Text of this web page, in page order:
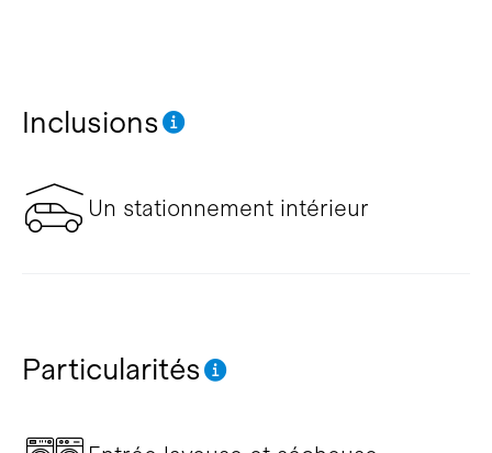
Inclusions
Un stationnement intérieur
Particularités